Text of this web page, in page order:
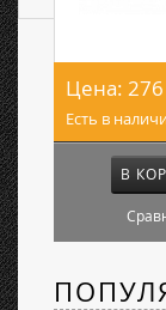
Цена: 276
Есть в
В